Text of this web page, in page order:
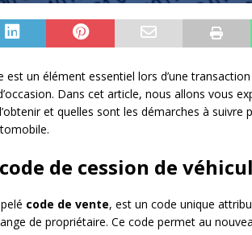
est un élément essentiel lors d’une
Dans cet article, nous allons vous
et quelles sont les démarches à suivre
de cession de
code de vente, est un code unique
de propriétaire. Ce code permet au